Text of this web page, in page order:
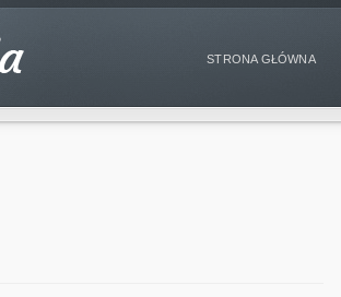
STRONA GŁÓWNA